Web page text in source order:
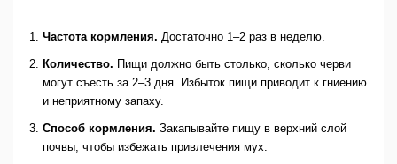
Частота кормления. Достаточно 1–2 раз в неделю.
Количество. Пищи должно быть столько, сколько черви
могут съесть за 2–3 дня. Избыток пищи приводит к гниению
и неприятному запаху.
Способ кормления. Закапывайте пищу в верхний слой
почвы, чтобы избежать привлечения мух.